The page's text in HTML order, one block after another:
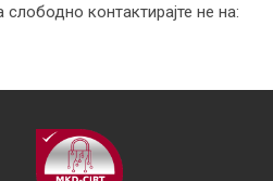
контактирајте не на: